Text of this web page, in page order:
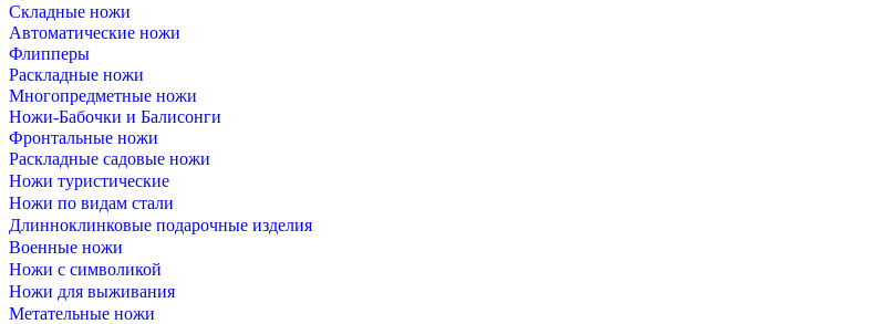
Складные ножи
Автоматические ножи
Флипперы
Раскладные ножи
Многопредметные ножи
Ножи-Бабочки и Балисонги
Фронтальные ножи
Раскладные садовые ножи
Ножи туристические
Ножи по видам стали
Длинноклинковые подарочные изделия
Военные ножи
Ножи с символикой
Ножи для выживания
Метательные ножи